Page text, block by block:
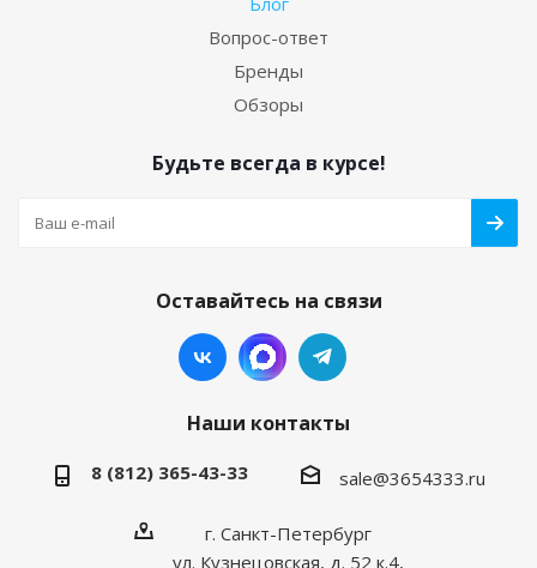
Вопрос-ответ
Бренды
Обзоры
Будьте всегда в курсе!
Оставайтесь на связи
Наши контакты
8 (812) 365-43-33 sale@3654333.ru
г. Санкт-Петербург
ул. Кузнецовская, д. 52 к.4,